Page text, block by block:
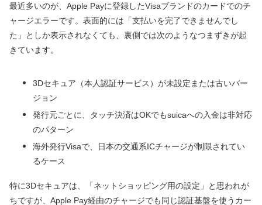
最近多いのが、Apple Payに登録したVisaブランドのカードでのチ
ャージエラーです。表面的には「支払いを完了できませんでし
た」としか表示されなくても、裏側では次のようなつまずきが起
きています。
3Dセキュア（本人認証サービス）が未設定または古いバー
ジョン
発行元ごとに、タッチ決済はOKでもsuicaへの入金は非対応
のパターン
海外発行Visaで、日本の交通系ICチャージが制限されてい
るケース
特に3Dセキュアは、「ネットショッピング用の設定」と思われが
ちですが、Apple Pay経由のチャージでも同じ認証基盤を使うカー